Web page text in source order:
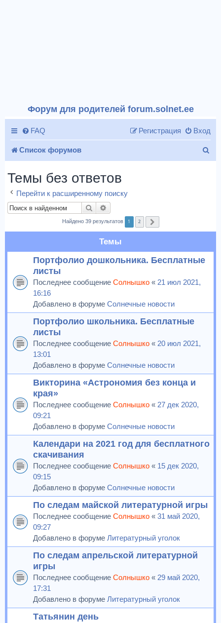
Форум для родителей forum.solnet.ee
FAQ Вход
Регистрация
Список форумов
Темы без ответов
Перейти к расширенному поиску
Поиск
Найдено 39 результатов 1 2
Темы
Портфолио дошкольника. Бесплатные
листы
Последнее сообщение Солнышко « 21 июл 2021,
16:16
Добавлено в форуме Солнечные новости
Портфолио школьника. Бесплатные
листы
Последнее сообщение Солнышко « 20 июл 2021,
13:01
Добавлено в форуме Солнечные новости
Викторина «Астрономия без конца и
края»
Последнее сообщение Солнышко « 27 дек 2020,
09:21
Добавлено в форуме Солнечные новости
Календари на 2021 год для бесплатного
скачивания
Последнее сообщение Солнышко « 15 дек 2020,
09:15
Добавлено в форуме Солнечные новости
По следам майской литературной игры
Последнее сообщение Солнышко « 31 май 2020,
09:27
Добавлено в форуме Литературный уголок
По следам апрельской литературной
игры
Последнее сообщение Солнышко « 29 май 2020,
17:31
Добавлено в форуме Литературный уголок
Татьянин день